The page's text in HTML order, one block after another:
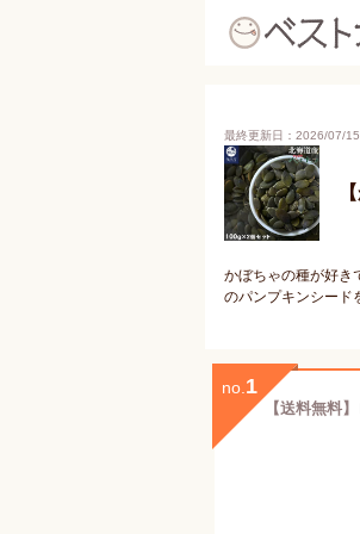
最終更新日：2026/07/15
かぼちゃの種が好き
のパンプキンシード
no. 1